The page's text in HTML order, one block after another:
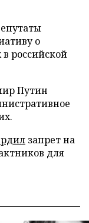
о
российской
Путин
запрет на
для